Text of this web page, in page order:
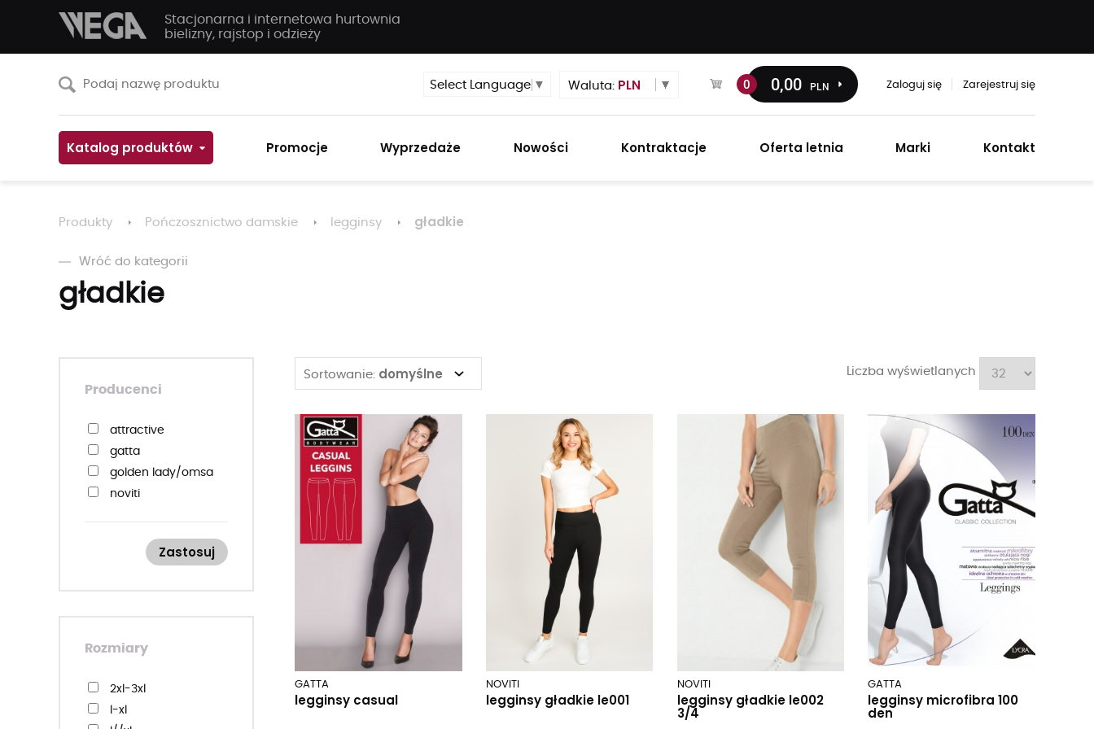
Stacjonarna i internetowa hurtownia
bielizny, rajstop i odzieży
Select Language ▼ Waluta: PLN 0 0,00 PLN Zaloguj się Zarejestruj się
Katalog produktów Promocje Wyprzedaże Nowości Kontraktacje Oferta letnia Marki Kontakt
Produkty Pończosznictwo damskie legginsy gładkie
Wróć do kategorii
gładkie
Producenci
attractive
gatta
golden lady/omsa
noviti
Zastosuj
Rozmiary
2xl-3xl
l-xl
Sortowanie: domyślne Liczba wyświetlanych
GATTA
legginsy casual
NOVITI
legginsy gładkie le001
NOVITI
legginsy gładkie le002
3/4
GATTA
legginsy microfibra 100
den